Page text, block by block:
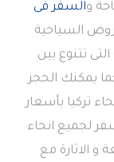
والسفر فى
السياحية
تتنوع بين
يمكنك الحجز
تركيا بأسعار
لجميع انحاء
و الاثارة مع